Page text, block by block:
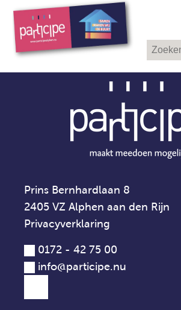
Prins Bernhardlaan 8
2405 VZ Alphen aan den Rijn
Privacyverklaring
0172 - 42 75 00
info@participe.nu